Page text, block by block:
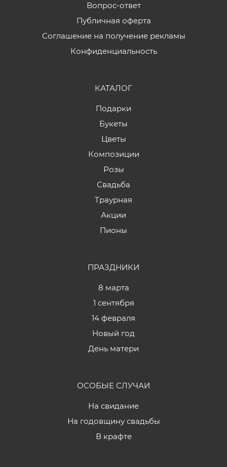
Вопрос-ответ
Публичная оферта
Соглашение на получение рекламы
Конфиденциальность
КАТАЛОГ
Подарки
Букеты
Цветы
Композиции
Розы
Свадьба
Траурная
Акции
Пионы
ПРАЗДНИКИ
8 марта
1 сентября
14 февраля
Новый год
День матери
ОСОБЫЕ СЛУЧАИ
На свидание
На годовщину свадьбы
В крафте